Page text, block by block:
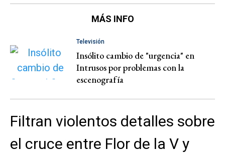
MÁS INFO
Televisión
Insólito cambio de "urgencia" en
Intrusos por problemas con la
escenografía
Filtran violentos detalles sobre
el cruce entre Flor de la V y